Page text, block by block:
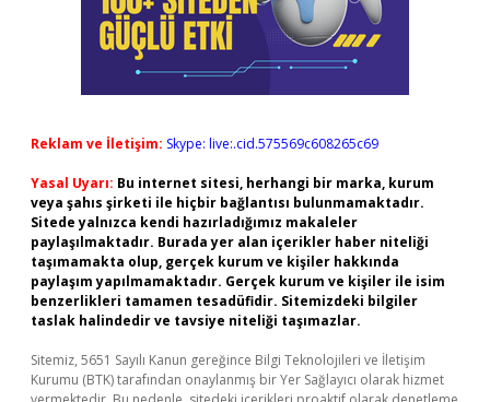
Reklam ve İletişim: Skype: live:.cid.575569c608265c69
Yasal Uyarı: Bu internet sitesi, herhangi bir marka, kurum
veya şahıs şirketi ile hiçbir bağlantısı bulunmamaktadır.
Sitede yalnızca kendi hazırladığımız makaleler
paylaşılmaktadır. Burada yer alan içerikler haber niteliği
taşımamakta olup, gerçek kurum ve kişiler hakkında
paylaşım yapılmamaktadır. Gerçek kurum ve kişiler ile isim
benzerlikleri tamamen tesadüfidir. Sitemizdeki bilgiler
taslak halindedir ve tavsiye niteliği taşımazlar.
Sitemiz, 5651 Sayılı Kanun gereğince Bilgi Teknolojileri ve İletişim
Kurumu (BTK) tarafından onaylanmış bir Yer Sağlayıcı olarak hizmet